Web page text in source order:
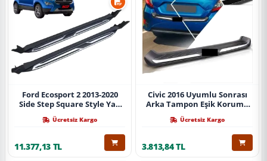
Ford Ecosport 2 2013-2020
Side Step Square Style Yan
Ücretsiz Kargo
11.377,13 TL
Civic 2016 Uyumlu Sonrası
Arka Tampon Eşik Koruma
Ücretsiz Kargo
3.813,84 TL